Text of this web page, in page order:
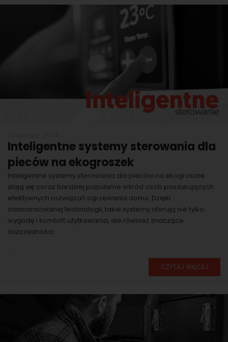
Inteligentne systemy sterowania dla
pieców na ekogroszek
Inteligentne systemy sterowania dla pieców na ekogroszek
stają się coraz bardziej popularne wśród osób poszukujących
efektywnych rozwiązań ogrzewania domu. Dzięki
zaawansowanej technologii, takie systemy oferują nie tylko
wygodę i komfort użytkowania, ale również znaczące
oszczędności.
...
CZYTAJ WIĘCEJ